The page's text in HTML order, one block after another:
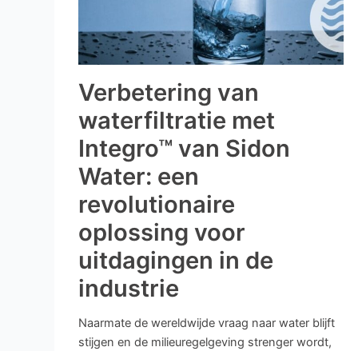
Verbetering van
waterfiltratie met
Integro™ van Sidon
Water: een
revolutionaire
oplossing voor
uitdagingen in de
industrie
Naarmate de wereldwijde vraag naar water blijft
stijgen en de milieuregelgeving strenger wordt,